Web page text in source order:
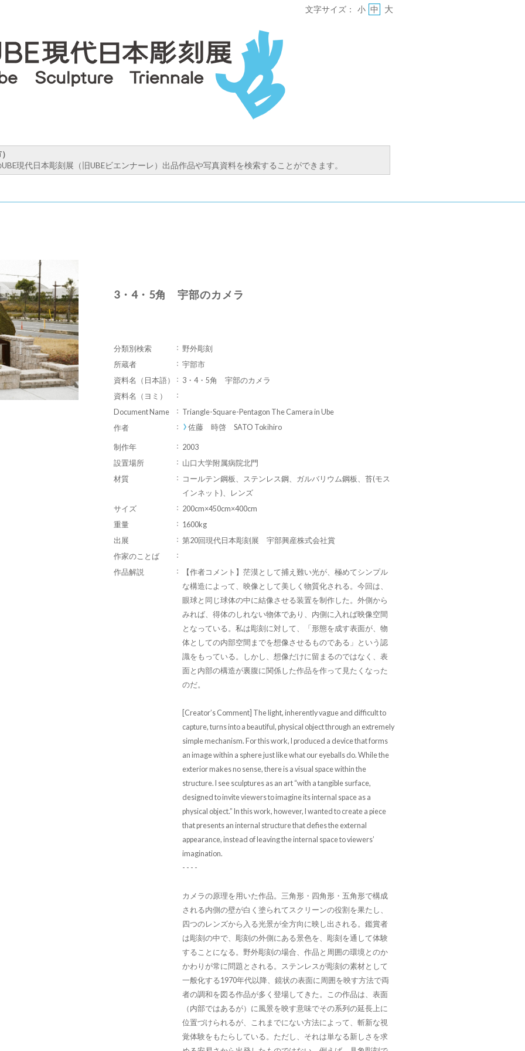
現代日本彫刻展（旧UBEビエンナーレ）出品作品や写真資料を検索することができます。
文字サイズ： 小 中 大
3・4・5角 宇部のカメラ
分類別検索
野外彫刻
所蔵者
宇部市
資料名（日本語）
3・4・5角 宇部のカメラ
資料名（ヨミ）
Document Name
Triangle-Square-Pentagon The Camera in Ube
作者
佐藤 時啓 SATO Tokihiro
制作年
2003
設置場所
山口大学附属病院北門
材質
コールテン鋼板、ステンレス鋼、ガルバリウム鋼板、苔(モス
インネット)、レンズ
サイズ
200cm×450cm×400cm
重量
1600kg
出展
第20回現代日本彫刻展 宇部興産株式会社賞
作家のことば
作品解説
【作者コメント】茫漠として捕え難い光が、極めてシンプル
な構造によって、映像として美しく物質化される。今回は、
眼球と同じ球体の中に結像させる装置を制作した。外側から
みれば、得体のしれない物体であり、内側に入れば映像空間
となっている。私は彫刻に対して、「形態を成す表面が、物
体としての内部空間までを想像させるものである」という認
識をもっている。しかし、想像だけに留まるのではなく、表
面と内部の構造が裏腹に関係した作品を作って見たくなった
のだ。
[Creator’s Comment] The light, inherently vague and difficult to
capture, turns into a beautiful, physical object through an extremely
simple mechanism. For this work, I produced a device that forms
an image within a sphere just like what our eyeballs do. While the
exterior makes no sense, there is a visual space within the
structure. I see sculptures as an art “with a tangible surface,
designed to invite viewers to imagine its internal space as a
physical object.” In this work, however, I wanted to create a piece
that presents an internal structure that defies the external
appearance, instead of leaving the internal space to viewers’
imagination.
- - - -
カメラの原理を用いた作品。三角形・四角形・五角形で構成
される内側の壁が白く塗られてスクリーンの役割を果たし、
四つのレンズから入る光景が全方向に映し出される。鑑賞者
は彫刻の中で、彫刻の外側にある景色を、彫刻を通して体験
することになる。野外彫刻の場合、作品と周囲の環境とのか
かわりが常に問題とされる。ステンレスが彫刻の素材として
一般化する1970年代以降、鏡状の表面に周囲を映す方法で両
者の調和を図る作品が多く登場してきた。この作品は、表面
（内部ではあるが）に風景を映す意味でその系列の延長上に
位置づけられるが、これまでにない方法によって、斬新な視
覚体験をもたらしている。ただし、それは単なる新しさを求